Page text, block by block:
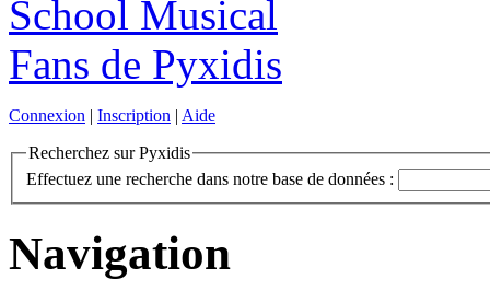
Connexion | Inscription | Aide
Recherchez sur Pyxidis
Effectuez une recherche dans notre base de données :
Navigation